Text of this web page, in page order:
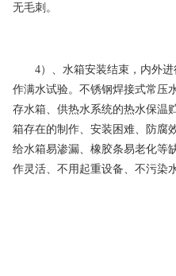
无毛刺。
4）、水箱安装结束，内外进
作满水试验。不锈钢焊接式常压
存水箱、供热水系统的热水保温
箱存在的制作、安装困难、防腐
给水箱易渗漏、橡胶条易老化等
作灵活、不用起重设备、不污染